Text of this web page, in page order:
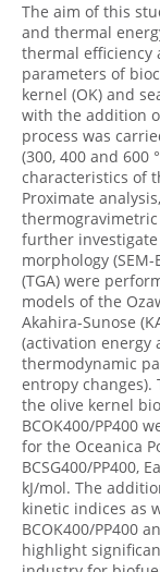
The aim of this
and thermal
thermal efficiency
parameters of
kernel (OK) and
with the addition
process was
(300, 400 and 600
characteristics of
Proximate
further
morphology
(TGA) were
models of the
Akahira-Sunose
(activation energy
thermodynamic
entropy changes).
the olive kernel
BCOK400/PP400
for the Oceanica
BCSG400/PP400,
kJ/mol. The
kinetic indices as
BCOK400/PP400
highlight